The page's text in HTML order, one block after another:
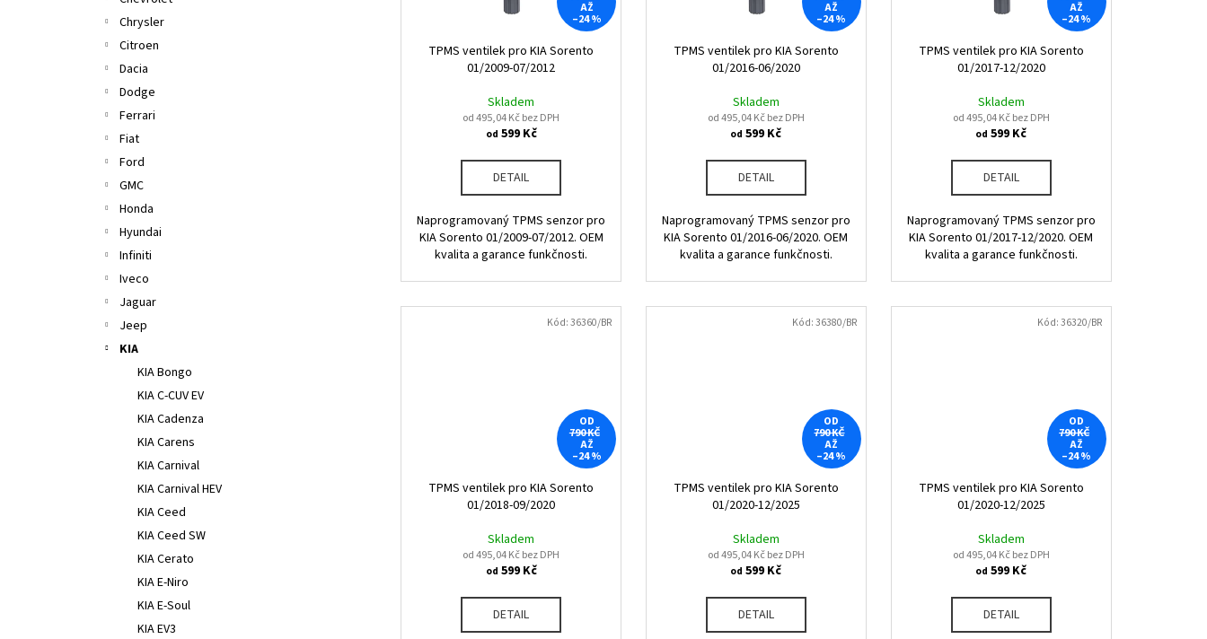
Chrysler
Citroen
Dacia
Dodge
Ferrari
Fiat
Ford
GMC
Honda
Hyundai
Infiniti
Iveco
Jaguar
Jeep
KIA
KIA Bongo
KIA C-CUV EV
KIA Cadenza
KIA Carens
KIA Carnival
KIA Carnival HEV
KIA Ceed
KIA Ceed SW
KIA Cerato
KIA E-Niro
KIA E-Soul
KIA EV3
AŽ
–24 %
TPMS ventilek pro KIA Sorento
01/2009-07/2012
Skladem
od 495,04 Kč bez DPH
od 599 Kč
DETAIL
Naprogramovaný TPMS senzor pro
KIA Sorento 01/2009-07/2012. OEM
kvalita a garance funkčnosti.
AŽ
–24 %
TPMS ventilek pro KIA Sorento
01/2016-06/2020
Skladem
od 495,04 Kč bez DPH
od 599 Kč
DETAIL
Naprogramovaný TPMS senzor pro
KIA Sorento 01/2016-06/2020. OEM
kvalita a garance funkčnosti.
AŽ
–24 %
TPMS ventilek pro KIA Sorento
01/2017-12/2020
Skladem
od 495,04 Kč bez DPH
od 599 Kč
DETAIL
Naprogramovaný TPMS senzor pro
KIA Sorento 01/2017-12/2020. OEM
kvalita a garance funkčnosti.
OD
790 KČ
AŽ
–24 %
TPMS ventilek pro KIA Sorento
01/2018-09/2020
Skladem
od 495,04 Kč bez DPH
od 599 Kč
DETAIL
Kód:36360/BR
OD
790 KČ
AŽ
–24 %
TPMS ventilek pro KIA Sorento
01/2020-12/2025
Skladem
od 495,04 Kč bez DPH
od 599 Kč
DETAIL
Kód:36380/BR
OD
790 KČ
AŽ
–24 %
TPMS ventilek pro KIA Sorento
01/2020-12/2025
Skladem
od 495,04 Kč bez DPH
od 599 Kč
DETAIL
Kód:36320/BR